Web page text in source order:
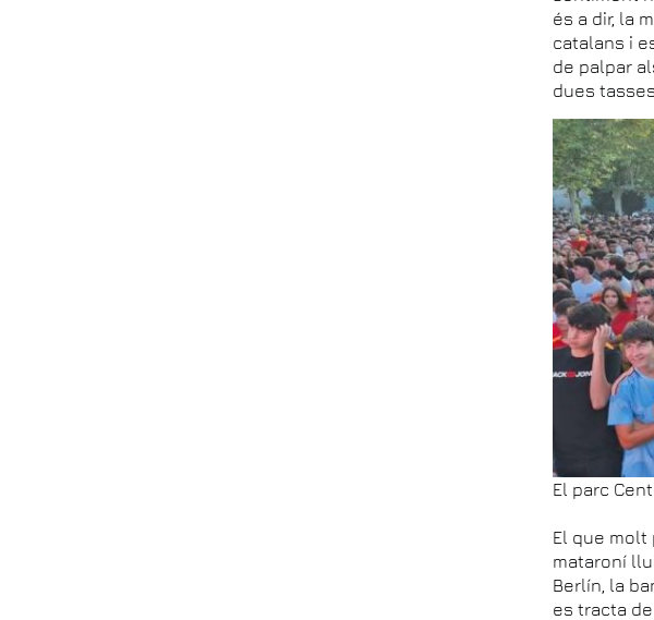
és a dir, la
catalans i
de palpar
dues tasses.
El parc
El que molt
mataroní
Berlín, la
es tracta